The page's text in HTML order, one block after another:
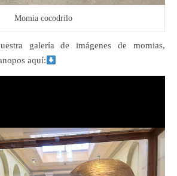
Momia cocodrilo
galería de imágenes de momias,
aquí: